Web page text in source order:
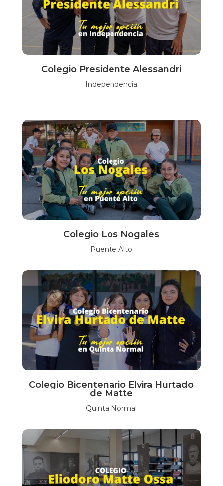
Colegio Presidente Alessandri
Independencia
Colegio Los Nogales
Puente Alto
Colegio Bicentenario Elvira Hurtado
de Matte
Quinta Normal